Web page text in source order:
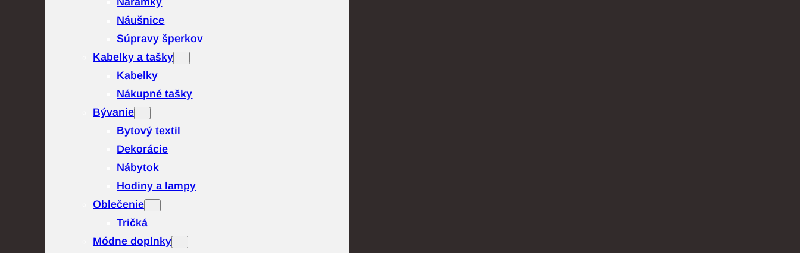
Náušnice
Súpravy šperkov
Kabelky a tašky
Kabelky
Nákupné tašky
Bývanie
Bytový textil
Dekorácie
Nábytok
Hodiny a lampy
Oblečenie
Tričká
Módne doplnky